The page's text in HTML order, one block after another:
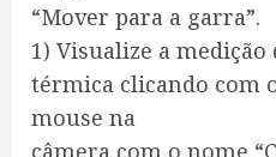
“Mover para a garra”.
1) Visualize a
térmica clicando com
mouse na
câmera com o nome